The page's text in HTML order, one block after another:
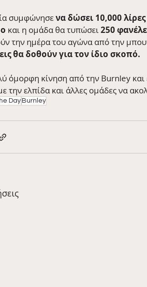
συμφώνησε να δώσει 10,000
και η ομάδα θα τυπώσει 250
την ημέρα του αγώνα από την
θα δοθούν για τον ίδιο σκοπό.
όμορφη κίνηση από την Burnley και
την ελπίδα και άλλες ομάδες να
Day Burnley